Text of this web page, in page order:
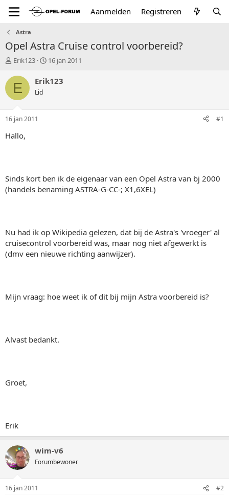
Aanmelden Registreren
Astra
Opel Astra Cruise control voorbereid?
T
p
t
a
r
Erik123
S
a
16 jan 2011
E Erik123
Lid
16 jan 2011 #1
Hallo,
Sinds kort ben ik de eigenaar van een Opel Astra van bj 2000
(handels benaming ASTRA-G-CC-; X1,6XEL)
Nu had ik op Wikipedia gelezen, dat bij de Astra's 'vroeger' al
cruisecontrol voorbereid was, maar nog niet afgewerkt is
(dmv een nieuwe richting aanwijzer).
Mijn vraag: hoe weet ik of dit bij mijn Astra voorbereid is?
Alvast bedankt.
Groet,
Erik
wim-v6
Forumbewoner
16 jan 2011 #2